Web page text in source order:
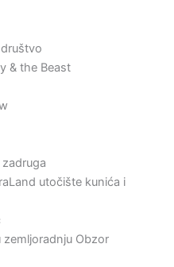
& the Beast
utočište kunića i
zemljoradnju Obzor